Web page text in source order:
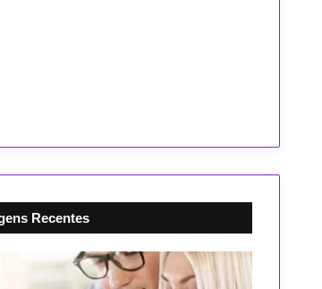
Recentes